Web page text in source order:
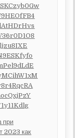
2023 как